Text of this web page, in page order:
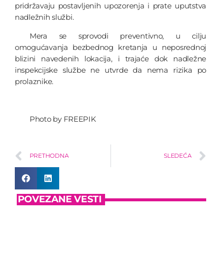
pridržavaju postavljenih upozorenja i prate uputstva
nadležnih službi.
Mera se sprovodi preventivno, u cilju
omogućavanja bezbednog kretanja u neposrednoj
blizini navedenih lokacija, i trajaće dok nadležne
inspekcijske službe ne utvrde da nema rizika po
prolaznike.
Photo by FREEPIK
PRETHODNA SLEDEĆA
POVEZANE VESTI